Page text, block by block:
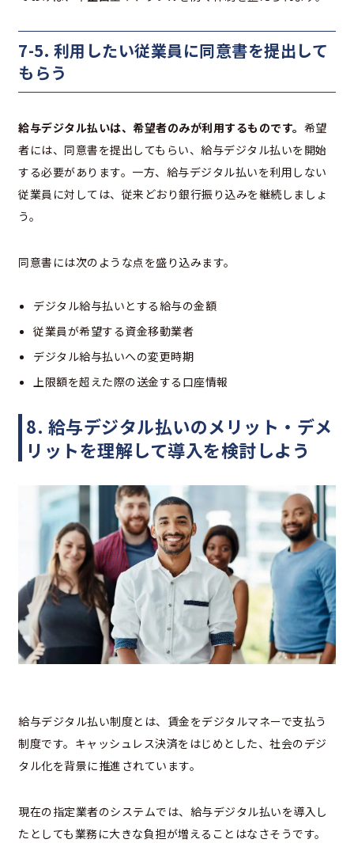
7-5. 利用したい従業員に同意書を提出して
もらう
給与デジタル払いは、希望者のみが利用するものです。 希望
者には、同意書を提出してもらい、給与デジタル払いを開始
する必要があります。一方、給与デジタル払いを利用しない
従業員に対しては、従来どおり銀行振り込みを継続しましょ
う。
同意書には次のような点を盛り込みます。
デジタル給与払いとする給与の金額
従業員が希望する資金移動業者
デジタル給与払いへの変更時期
上限額を超えた際の送金する口座情報
8. 給与デジタル払いのメリット・デメ
リットを理解して導入を検討しよう
給与デジタル払い制度とは、賃金をデジタルマネーで支払う
制度です。キャッシュレス決済をはじめとした、社会のデジ
タル化を背景に推進されています。
現在の指定業者のシステムでは、給与デジタル払いを導入し
たとしても業務に大きな負担が増えることはなさそうです。